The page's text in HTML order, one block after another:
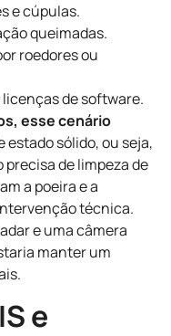
e cúpulas.
queimadas.
roedores ou
de software.
esse cenário
estado sólido, ou seja,
precisa de limpeza de
a poeira e a
técnica.
e uma câmera
manter um
e